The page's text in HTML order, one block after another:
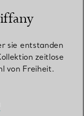
sie entstanden
zeitlose
von Freiheit.